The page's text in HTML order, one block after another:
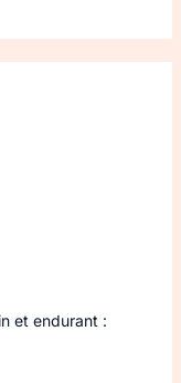
et endurant :